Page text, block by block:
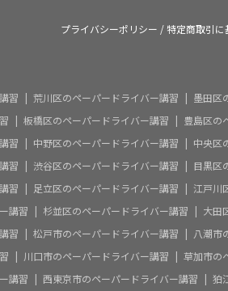
プライバシーポリシー /特定商取引に
習 荒川区のペーパードライバー講習
墨田区
板橋区のペーパードライバー講習
豊島区の
習 中野区のペーパードライバー講習
中央区
習 渋谷区のペーパードライバー講習
目黒区
習 足立区のペーパードライバー講習
江戸川
講習 杉並区のペーパードライバー講習
大田
習 松戸市のペーパードライバー講習
八潮市
川口市のペーパードライバー講習
草加市の
講習 西東京市のペーパードライバー講習 狛